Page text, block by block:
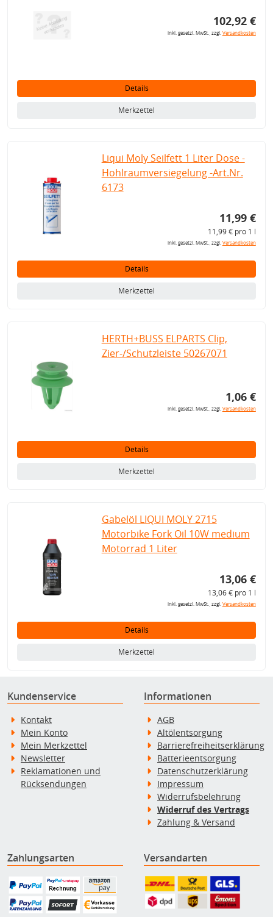
102,92 €
inkl. gesetzl. MwSt., zzgl.Versandkosten
Details
Merkzettel
Liqui Moly Seilfett 1 Liter Dose -
Hohlraumversiegelung -Art.Nr.
6173
11,99 €
11,99 € pro 1 l
inkl. gesetzl. MwSt., zzgl.Versandkosten
Details
Merkzettel
HERTH+BUSS ELPARTS Clip,
Zier-/Schutzleiste 50267071
1,06 €
inkl. gesetzl. MwSt., zzgl.Versandkosten
Details
Merkzettel
Gabelöl LIQUI MOLY 2715
Motorbike Fork Oil 10W medium
Motorrad 1 Liter
13,06 €
13,06 € pro 1 l
inkl. gesetzl. MwSt., zzgl.Versandkosten
Details
Merkzettel
Kundenservice
Kontakt
Mein Konto
Mein Merkzettel
Newsletter
Reklamationen und
Rücksendungen
Informationen
AGB
Altölentsorgung
Barrierefreiheitserklärung
Batterieentsorgung
Datenschutzerklärung
Impressum
Widerrufsbelehrung
Widerruf des Vertrags
Zahlung & Versand
Zahlungsarten Versandarten